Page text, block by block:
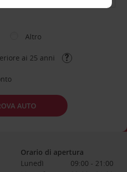
Altro
ai 25 anni
AUTO
Orario di apertura
Lunedì
09:00 - 21:00